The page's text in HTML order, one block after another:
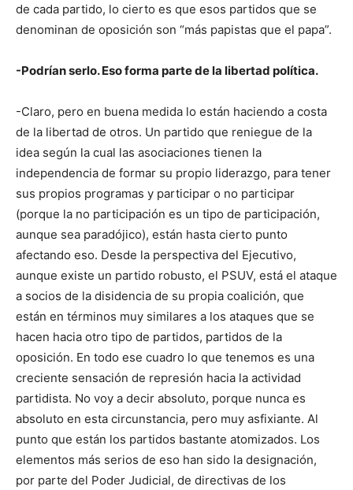
de cada partido, lo cierto es que esos partidos que se
denominan de oposición son “más papistas que el papa”.
-Podrían serlo. Eso forma parte de la libertad política.
-Claro, pero en buena medida lo están haciendo a costa
de la libertad de otros. Un partido que reniegue de la
idea según la cual las asociaciones tienen la
independencia de formar su propio liderazgo, para tener
sus propios programas y participar o no participar
(porque la no participación es un tipo de participación,
aunque sea paradójico), están hasta cierto punto
afectando eso. Desde la perspectiva del Ejecutivo,
aunque existe un partido robusto, el PSUV, está el ataque
a socios de la disidencia de su propia coalición, que
están en términos muy similares a los ataques que se
hacen hacia otro tipo de partidos, partidos de la
oposición. En todo ese cuadro lo que tenemos es una
creciente sensación de represión hacia la actividad
partidista. No voy a decir absoluto, porque nunca es
absoluto en esta circunstancia, pero muy asfixiante. Al
punto que están los partidos bastante atomizados. Los
elementos más serios de eso han sido la designación,
por parte del Poder Judicial, de directivas de los